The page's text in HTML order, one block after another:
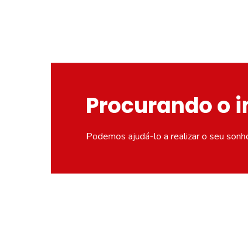
Procurando o
Podemos ajudá-lo a realizar o seu